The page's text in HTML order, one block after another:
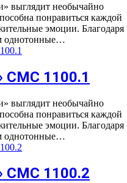
выглядит необычайно
понравиться каждой
эмоции. Благодаря
однотонные…
СМС 1100.1
выглядит необычайно
понравиться каждой
эмоции. Благодаря
однотонные…
СМС 1100.2